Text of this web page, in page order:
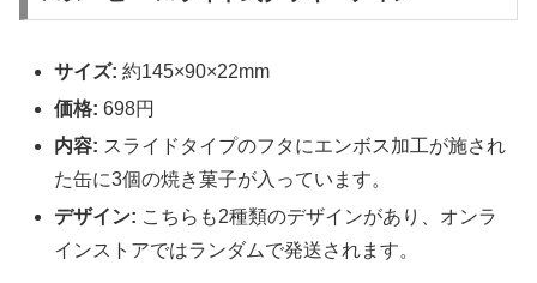
サイズ: 約145×90×22mm
価格: 698円
内容: スライドタイプのフタにエンボス加工が施され
た缶に3個の焼き菓子が入っています。
デザイン: こちらも2種類のデザインがあり、オンラ
インストアではランダムで発送されます。